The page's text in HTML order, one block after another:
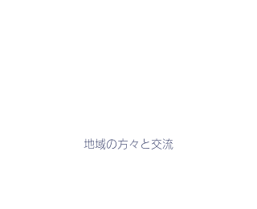
地域の方々と交流